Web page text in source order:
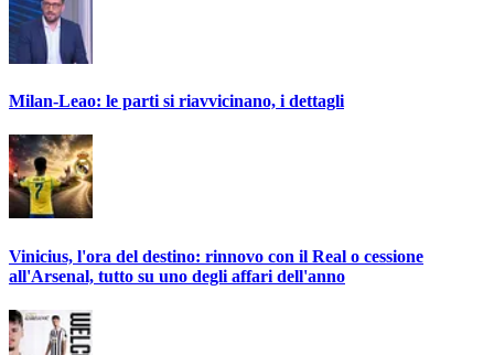
Milan-Leao: le parti si riavvicinano, i dettagli
Vinicius, l'ora del destino: rinnovo con il Real o cessione
all'Arsenal, tutto su uno degli affari dell'anno